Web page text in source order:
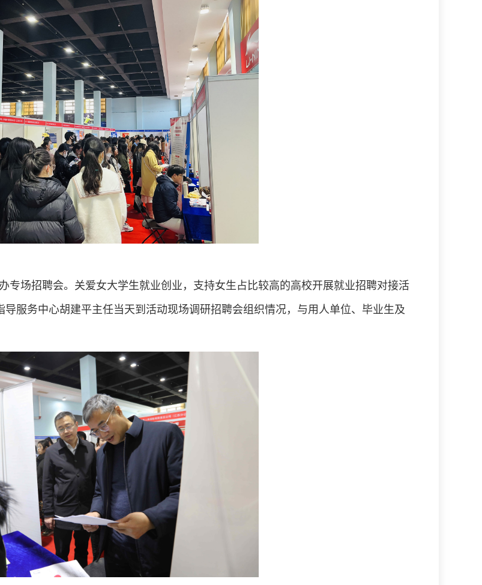
专场招聘会。关爱女大学生就业创业，支持女生占比较高的高校开展就业招聘对接活
服务中心胡建平主任当天到活动现场调研招聘会组织情况，与用人单位、毕业生及